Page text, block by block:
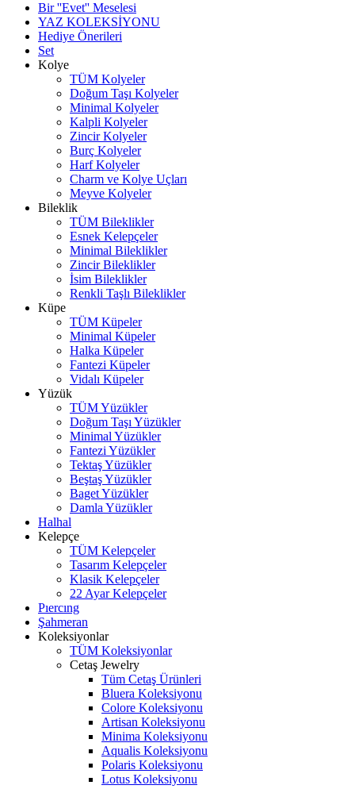
Bir ''Evet'' Meselesi
YAZ KOLEKSİYONU
Hediye Önerileri
Set
Kolye
TÜM Kolyeler
Doğum Taşı Kolyeler
Minimal Kolyeler
Kalpli Kolyeler
Zincir Kolyeler
Burç Kolyeler
Harf Kolyeler
Charm ve Kolye Uçları
Meyve Kolyeler
Bileklik
TÜM Bileklikler
Esnek Kelepçeler
Minimal Bileklikler
Zincir Bileklikler
İsim Bileklikler
Renkli Taşlı Bileklikler
Küpe
TÜM Küpeler
Minimal Küpeler
Halka Küpeler
Fantezi Küpeler
Vidalı Küpeler
Yüzük
TÜM Yüzükler
Doğum Taşı Yüzükler
Minimal Yüzükler
Fantezi Yüzükler
Tektaş Yüzükler
Beştaş Yüzükler
Baget Yüzükler
Damla Yüzükler
Halhal
Kelepçe
TÜM Kelepçeler
Tasarım Kelepçeler
Klasik Kelepçeler
22 Ayar Kelepçeler
Pıercıng
Şahmeran
Koleksiyonlar
TÜM Koleksiyonlar
Cetaş Jewelry
Tüm Cetaş Ürünleri
Bluera Koleksiyonu
Colore Koleksiyonu
Artisan Koleksiyonu
Minima Koleksiyonu
Aqualis Koleksiyonu
Polaris Koleksiyonu
Lotus Koleksiyonu